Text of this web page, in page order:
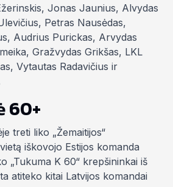
Jonas Jaunius, Alvydas
Petras Nausėdas,
Audrius Purickas, Arvydas
Gražvydas Grikšas, LKL
Vytautas Radavičius ir
60+
treti liko „Žemaitijos“
iškovojo Estijos komanda
„Tukuma K 60“ krepšininkai iš
atiteko kitai Latvijos komandai